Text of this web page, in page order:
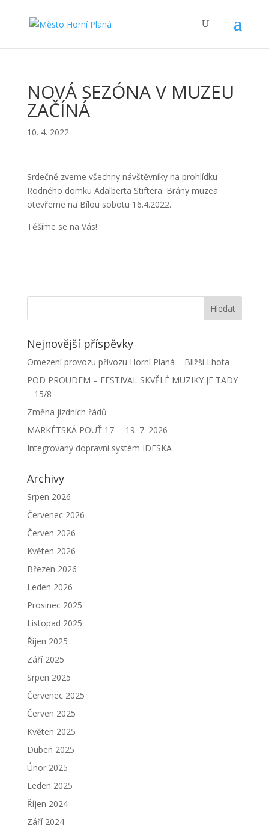
NOVÁ SEZÓNA V MUZEU
ZAČÍNÁ
10. 4. 2022
Srdečně zveme všechny návštěvníky na prohlídku
Rodného domku Adalberta Stiftera. Brány muzea
otevřeme na Bílou sobotu 16.4.2022.
Těšíme se na Vás!
Nejnovější příspěvky
Omezení provozu přívozu Horní Planá – Bližší Lhota
POD PROUDEM – FESTIVAL SKVĚLÉ MUZIKY JE TADY
– 15/8
Změna jízdních řádů
MARKÉTSKÁ POUŤ 17. – 19. 7. 2026
Integrovaný dopravní systém IDESKA
Archivy
Srpen 2026
Červenec 2026
Červen 2026
Květen 2026
Březen 2026
Leden 2026
Prosinec 2025
Listopad 2025
Říjen 2025
Září 2025
Srpen 2025
Červenec 2025
Červen 2025
Květen 2025
Duben 2025
Únor 2025
Leden 2025
Říjen 2024
Září 2024